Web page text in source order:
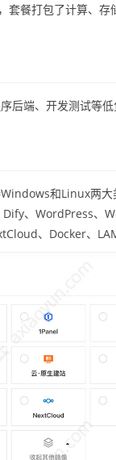
套餐打包了计算、
后端、开发测试等
和Linux两
、WordPress、
、Docker、